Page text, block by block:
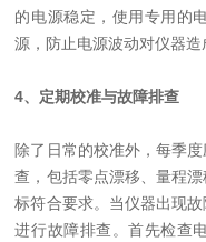
的电源稳定，使用专用的
源，防止电源波动对仪器造
4、定期校准与故障排查
除了日常的校准外，每季
查，包括零点漂移、量程
标符合要求。当仪器出现
进行故障排查。首先检查